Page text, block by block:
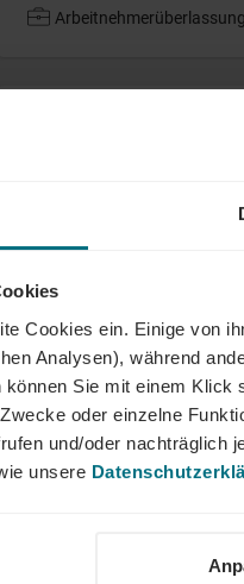
Cookies ein. Einige von
Analysen), während
Sie mit einem Klick
oder einzelne
und/oder nachträglich
unsere
Arbeitnehmerüberlassung
ILS-Manager (m/
Arbeitnehmerüberlassung
Test Engineer